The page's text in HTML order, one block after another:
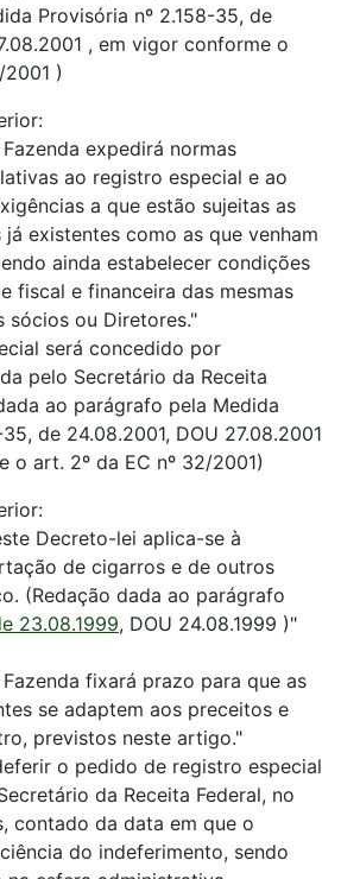
Provisória nº 2.158-35, de
, em vigor conforme o
)
expedirá normas
ao registro especial e ao
a que estão sujeitas as
já existentes como as que venham
ainda estabelecer condições
fiscal e financeira das mesmas
sócios ou Diretores."
será concedido por
pelo Secretário da Receita
ao parágrafo pela Medida
de 24.08.2001, DOU 27.08.2001
o art. 2º da EC nº 32/2001)
Decreto-lei aplica-se à
de cigarros e de outros
(Redação dada ao parágrafo
23.08.1999, DOU 24.08.1999 )"
fixará prazo para que as
se adaptem aos preceitos e
previstos neste artigo."
o pedido de registro especial
da Receita Federal, no
contado da data em que o
do indeferimento, sendo